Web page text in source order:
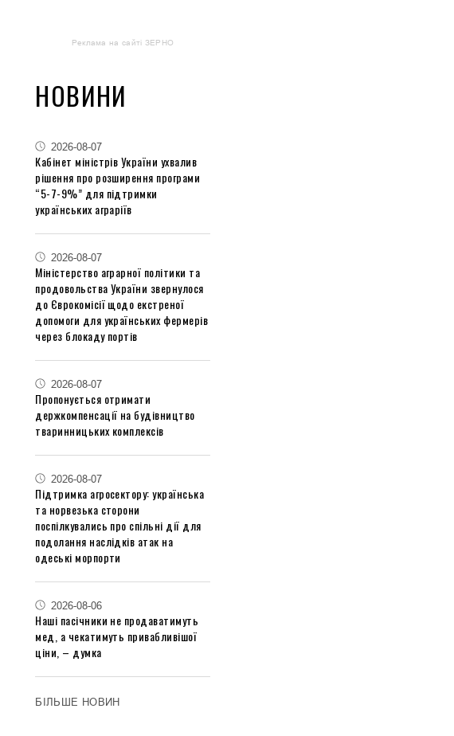
Реклама на сайті ЗЕРНО
НОВИНИ
2026-08-07
Кабінет міністрів України ухвалив
рішення про розширення програми
“5-7-9%” для підтримки
українських аграріїв
2026-08-07
Міністерство аграрної політики та
продовольства України звернулося
до Єврокомісії щодо екстреної
допомоги для українських фермерів
через блокаду портів
2026-08-07
Пропонується отримати
держкомпенсації на будівництво
тваринницьких комплексів
2026-08-07
Підтримка агросектору: українська
та норвезька сторони
поспілкувались про спільні дії для
подолання наслідків атак на
одеські морпорти
2026-08-06
Наші пасічники не продаватимуть
мед, а чекатимуть привабливішої
ціни, – думка
БІЛЬШЕ НОВИН